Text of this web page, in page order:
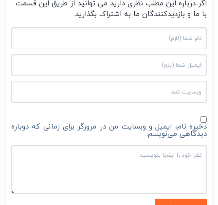
اگر درباره این مطلب نظری دارید می توانید از طریق این قسمت
با ما و بازدیدکنندگان ما به اشتراک بگذارید.
ذخیره نام، ایمیل و وبسایت من در مرورگر برای زمانی که دوباره
دیدگاهی می‌نویسم.